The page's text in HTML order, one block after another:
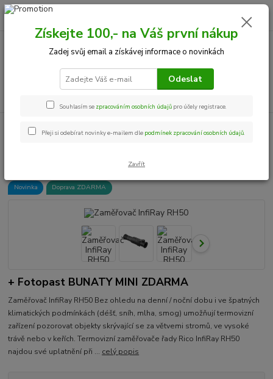
+420 534 534 863
0,00 Kč
InfiRay RH50
Zaměřovač InfiRay RH50
Novinka Doprava ZDARMA
+ Fotopast BUNATY MINI ZDARMA
Zaměřovač InfiRay RH50 Bez ohledu na denní / noční dobu i ve špatných
klimatických podmínkách (déšť, sníh, mlha, smog) umožňují termovizní
zařízení pozorovat objekty skrývající se za větvemi stromů, ve vysoké
trávě nebo v keřích. Termovizní zaměřovače řady Rico InfiRay RH50
najdou své uplatnění při ... celý popis
Získejte 100,- na Váš první nákup
Zadej svůj email a získávej informace o novinkách
Odeslat
Souhlasím se zpracováním osobních údajů pro účely registrace.
Přeji si odebírat novinky e-mailem dle podmínek zpracování osobních údajů.
Zavřít